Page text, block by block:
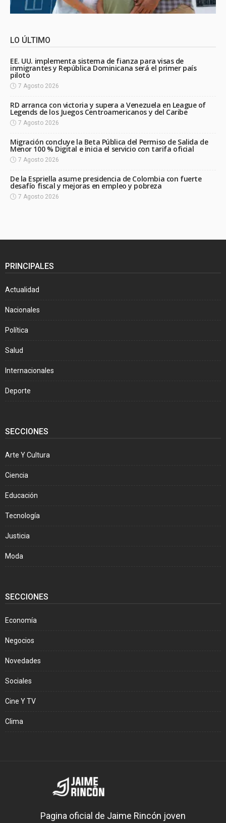
LO ÚLTIMO
EE. UU. implementa sistema de fianza para visas de
inmigrantes y República Dominicana será el primer país
piloto
7 Agosto 2026
RD arranca con victoria y supera a Venezuela en League of
Legends de los Juegos Centroamericanos y del Caribe
7 Agosto 2026
Migración concluye la Beta Pública del Permiso de Salida de
Menor 100 % Digital e inicia el servicio con tarifa oficial
7 Agosto 2026
De la Espriella asume presidencia de Colombia con fuerte
desafío fiscal y mejoras en empleo y pobreza
7 Agosto 2026
PRINCIPALES
Actualidad
Nacionales
Política
Salud
Internacionales
Deporte
SECCIONES
Arte Y Cultura
Ciencia
Educación
Tecnología
Justicia
Moda
SECCIONES
Economía
Negocios
Novedades
Sociales
Cine Y TV
Clima
Pagina oficial de Jaime Rincón joven